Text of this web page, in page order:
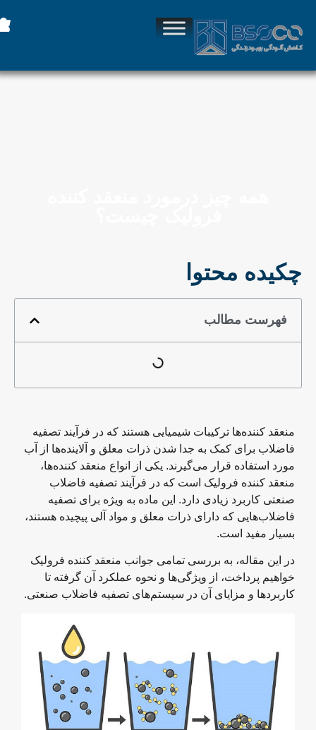
چکیده محتوا
فهرست مطالب
منعقد کننده‌ها ترکیبات شیمیایی هستند که در فرآیند تصفیه
فاضلاب برای کمک به جدا شدن ذرات معلق و آلاینده‌ها از آب
مورد استفاده قرار می‌گیرند. یکی از انواع منعقد کننده‌ها،
منعقد کننده فرولیک است که در فرآیند تصفیه فاضلاب
صنعتی کاربرد زیادی دارد. این ماده به ویژه برای تصفیه
فاضلاب‌هایی که دارای ذرات معلق و مواد آلی پیچیده هستند،
بسیار مفید است.
در این مقاله، به بررسی تمامی جوانب منعقد کننده فرولیک
خواهیم پرداخت، از ویژگی‌ها و نحوه عملکرد آن گرفته تا
کاربردها و مزایای آن در سیستم‌های تصفیه فاضلاب صنعتی.